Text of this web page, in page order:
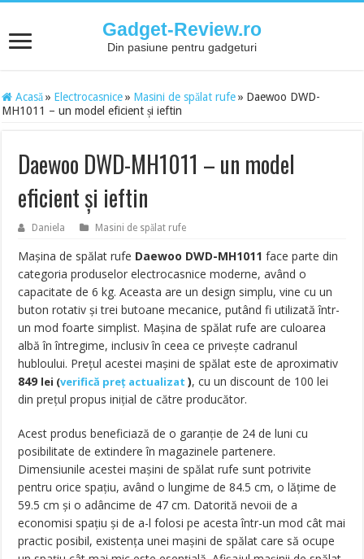
Gadget-Review.ro
Din pasiune pentru gadgeturi
Acasă » Electrocasnice » Masini de spălat rufe » Daewoo DWD-
MH1011 – un model eficient și ieftin
Daewoo DWD-MH1011 – un model
eficient și ieftin
Daniela Masini de spălat rufe
Maşina de spălat rufe Daewoo DWD-MH1011 face parte din
categoria produselor electrocasnice moderne, având o
capacitate de 6 kg. Aceasta are un design simplu, vine cu un
buton rotativ şi trei butoane mecanice, putând fi utilizată într-
un mod foarte simplist. Maşina de spălat rufe are culoarea
albă în întregime, inclusiv în ceea ce priveşte cadranul
hubloului. Preţul acestei maşini de spălat este de aproximativ
849 lei (verifică preț actualizat ), cu un discount de 100 lei
din preţul propus iniţial de către producător.
Acest produs beneficiază de o garanţie de 24 de luni cu
posibilitate de extindere în magazinele partenere.
Dimensiunile acestei maşini de spălat rufe sunt potrivite
pentru orice spaţiu, având o lungime de 84.5 cm, o lăţime de
59.5 cm şi o adâncime de 47 cm. Datorită nevoii de a
economisi spaţiu şi de a-l folosi pe acesta într-un mod cât mai
practic posibil, existenţa unei maşini de spălat care să ocupe